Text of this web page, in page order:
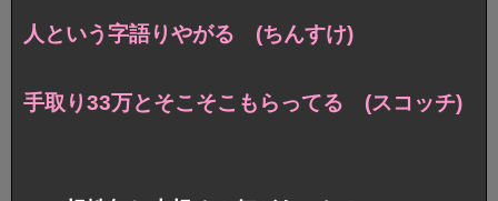
人という字語りやがる (ちんすけ)
手取り33万とそこそこもらってる (スコッチ)